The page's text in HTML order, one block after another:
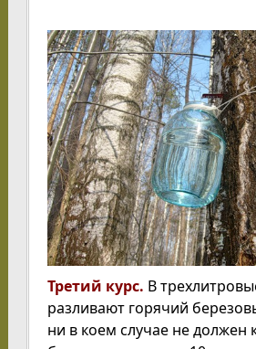
Третий курс. В
разливают горячий
ни в коем случае не должен